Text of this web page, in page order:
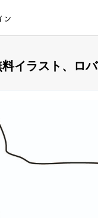
イラスト、ロバ